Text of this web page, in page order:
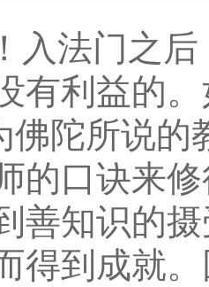
入法门之
有利益的
佛陀所说
的口诀来
善知识的
得到成就